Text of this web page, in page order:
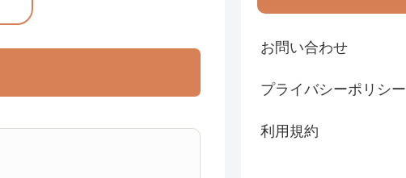
お問い合わせ
プライバシーポリシー
利用規約